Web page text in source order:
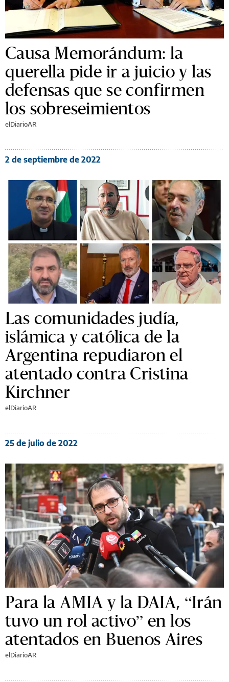
Causa Memorándum: la
querella pide ir a juicio y las
defensas que se confirmen
los sobreseimientos
elDiarioAR
2 de septiembre de 2022
Las comunidades judía,
islámica y católica de la
Argentina repudiaron el
atentado contra Cristina
Kirchner
elDiarioAR
25 de julio de 2022
Para la AMIA y la DAIA, “Irán
tuvo un rol activo” en los
atentados en Buenos Aires
elDiarioAR